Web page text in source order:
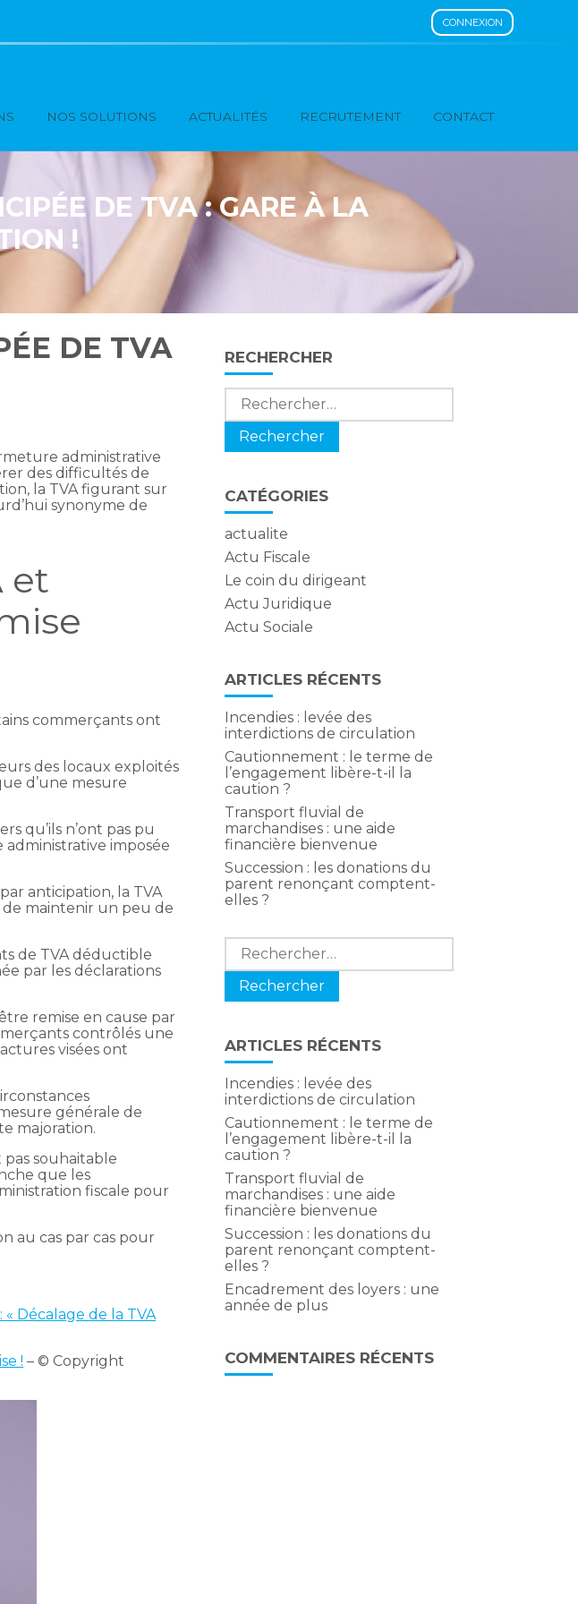
CONNEXION
NOS SOLUTIONS ACTUALITÉS RECRUTEMENT CONTACT
DE TVA : GARE À LA
!
DE TVA
administrative
des difficultés de
la TVA figurant sur
synonyme de
et
commerçants ont
des locaux exploités
d’une mesure
qu’ils n’ont pas pu
imposée
anticipation, la TVA
maintenir un peu de
de TVA déductible
par les déclarations
remise en cause par
contrôlés une
visées ont
générale de
majoration.
pas souhaitable
que les
fiscale pour
au cas par cas pour
Décalage de la TVA
! – © Copyright
Blog
sidebar
RECHERCHER
Rechercher :
CATÉGORIES
actualite
Actu Fiscale
Le coin du dirigeant
Actu Juridique
Actu Sociale
ARTICLES RÉCENTS
Incendies : levée des
interdictions de circulation
Cautionnement : le terme de
l’engagement libère-t-il la
caution ?
Transport fluvial de
marchandises : une aide
financière bienvenue
Succession : les donations du
parent renonçant comptent-
elles ?
Rechercher :
ARTICLES RÉCENTS
Incendies : levée des
interdictions de circulation
Cautionnement : le terme de
l’engagement libère-t-il la
caution ?
Transport fluvial de
marchandises : une aide
financière bienvenue
Succession : les donations du
parent renonçant comptent-
elles ?
Encadrement des loyers : une
année de plus
COMMENTAIRES RÉCENTS